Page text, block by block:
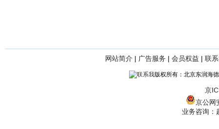
网站简介 | 广告服务 | 会员权益 | 联
版权所有：北京东润海
京
京公网
业务咨询：